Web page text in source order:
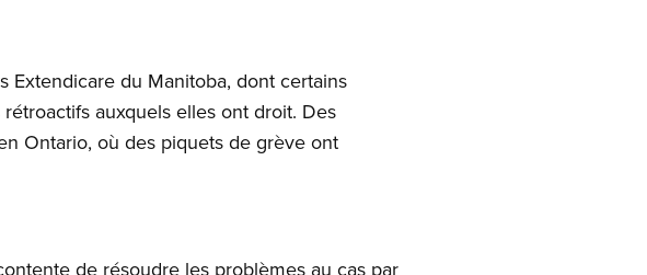
Extendicare du Manitoba, dont certains
auxquels elles ont droit. Des
Ontario, où des piquets de grève ont
de résoudre les problèmes au cas par